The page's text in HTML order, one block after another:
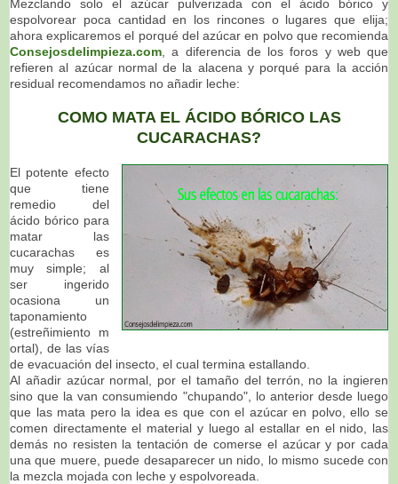
Mezclando solo el azúcar pulverizada con el ácido bórico y
espolvorear poca cantidad en los rincones o lugares que elija;
ahora explicaremos el porqué del azúcar en polvo que recomienda
Consejosdelimpieza.com , a diferencia de los foros y web que
refieren al azúcar normal de la alacena y porqué para la acción
residual recomendamos no añadir leche:
COMO MATA EL ÁCIDO BÓRICO LAS
CUCARACHAS?
El potente efecto
que tiene
remedio del
ácido bórico para
matar las
cucarachas es
muy simple; al
ser ingerido
ocasiona un
taponamiento
(estreñimiento m
ortal), de las vías
de evacuación del insecto, el cual termina estallando.
Al añadir azúcar normal, por el tamaño del terrón, no la ingieren
sino que la van consumiendo "chupando", lo anterior desde luego
que las mata pero la idea es que con el azúcar en polvo, ello se
comen directamente el material y luego al estallar en el nido, las
demás no resisten la tentación de comerse el azúcar y por cada
una que muere, puede desaparecer un nido, lo mismo sucede con
la mezcla mojada con leche y espolvoreada.